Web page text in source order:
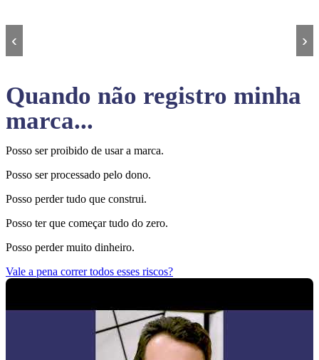
‹ ›
Quando não registro minha
marca...
Posso ser proibido de usar a marca.
Posso ser processado pelo dono.
Posso perder tudo que construi.
Posso ter que começar tudo do zero.
Posso perder muito dinheiro.
Vale a pena correr todos esses riscos?